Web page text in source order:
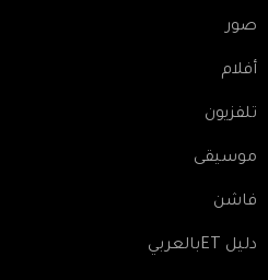
صور
أفلام
تلفزيون
موسيقى
فاشن
دليل ETبالعربي